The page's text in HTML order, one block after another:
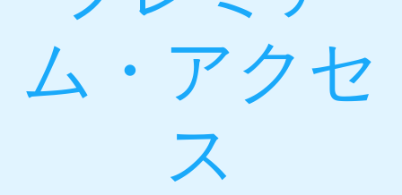
ム・アクセ
ス